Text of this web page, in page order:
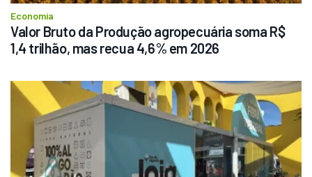
Economia
Valor Bruto da Produção agropecuária soma R$
1,4 trilhão, mas recua 4,6% em 2026